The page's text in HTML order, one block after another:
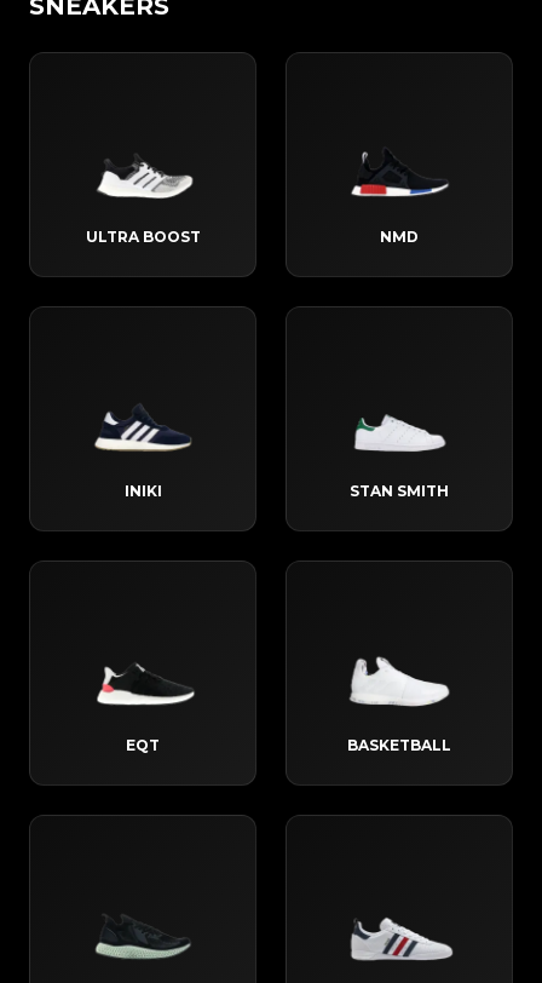
SNEAKERS
ULTRA BOOST NMD
INIKI STAN SMITH
EQT BASKETBALL